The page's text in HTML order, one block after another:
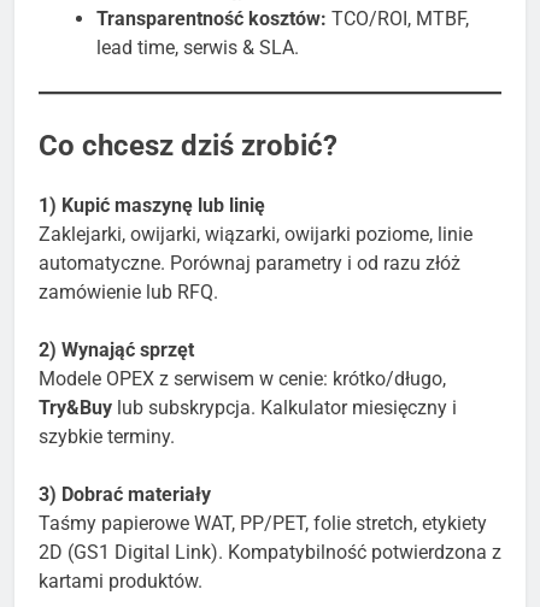
Transparentność kosztów: TCO/ROI, MTBF,
lead time, serwis & SLA.
Co chcesz dziś zrobić?
1) Kupić maszynę lub linię
Zaklejarki, owijarki, wiązarki, owijarki poziome, linie
automatyczne. Porównaj parametry i od razu złóż
zamówienie lub RFQ.
2) Wynająć sprzęt
Modele OPEX z serwisem w cenie: krótko/długo,
Try&Buy lub subskrypcja. Kalkulator miesięczny i
szybkie terminy.
3) Dobrać materiały
Taśmy papierowe WAT, PP/PET, folie stretch, etykiety
2D (GS1 Digital Link). Kompatybilność potwierdzona z
kartami produktów.